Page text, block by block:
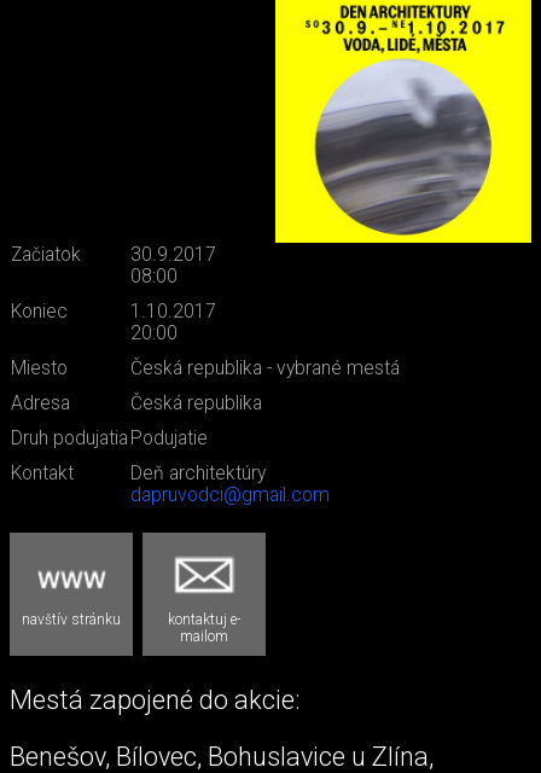
Začiatok
30.9.2017
08:00
Koniec
1.10.2017
20:00
Miesto
Česká republika - vybrané mestá
Adresa
Česká republika
Druh podujatia Podujatie
Kontakt
Deň architektúry
dapruvodci@gmail.com
navštív stránku
kontaktuj e-
mailom
Mestá zapojené do akcie:
Benešov, Bílovec, Bohuslavice u Zlína,